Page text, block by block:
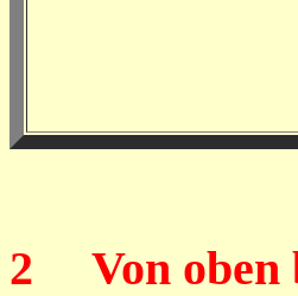
2 Von oben